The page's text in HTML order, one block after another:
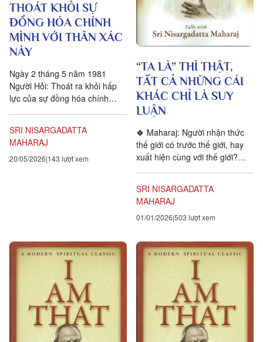
THOÁT KHỎI SỰ
ĐỒNG HÓA CHÍNH
MÌNH VỚI THÂN XÁC
NÀY
Ngày 2 tháng 5 năm 1981
Người Hỏi: Thoát ra khỏi hấp
lực của sự đồng hóa chính
SRI NISARGADATTA
MAHARAJ
20/05/2026 143 lượt xem
“TA LÀ” THÌ THẬT,
TẤT CẢ NHỮNG CÁI
KHÁC CHỈ LÀ SUY
LUẬN
🍀 Maharaj: Người nhận thức
thế giới có trước thế giới, hay
xuất hiện cùng với thế giới?
SRI NISARGADATTA
MAHARAJ
01/01/2026 503 lượt xem